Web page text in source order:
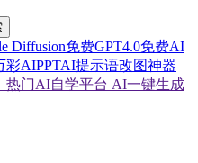
Diffusion免费GPT4.0免费AI
彩AIPPTAI提示语改图神器
热门AI自学平台 AI一键生成